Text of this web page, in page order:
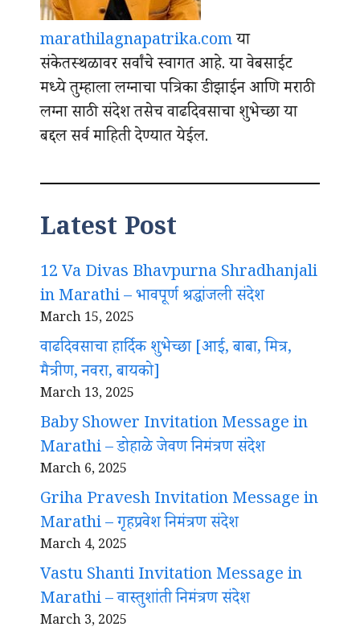
marathilagnapatrika.comया
संकेतस्थळावर सर्वांचे स्वागत आहे. या वेबसाईट
मध्ये तुम्हाला लग्नाचा पत्रिका डीझाईन आणि मराठी
लग्ना साठी संदेश तसेच वाढदिवसाचा शुभेच्छा या
बद्दल सर्व माहिती देण्यात येईल.
Latest Post
12 Va Divas Bhavpurna Shradhanjali
in Marathi – भावपूर्ण श्रद्धांजली संदेश
March 15, 2025
वाढदिवसाचा हार्दिक शुभेच्छा [आई, बाबा, मित्र,
मैत्रीण, नवरा, बायको]
March 13, 2025
Baby Shower Invitation Message in
Marathi – डोहाळे जेवण निमंत्रण संदेश
March 6, 2025
Griha Pravesh Invitation Message in
Marathi – गृहप्रवेश निमंत्रण संदेश
March 4, 2025
Vastu Shanti Invitation Message in
Marathi – वास्तुशांती निमंत्रण संदेश
March 3, 2025